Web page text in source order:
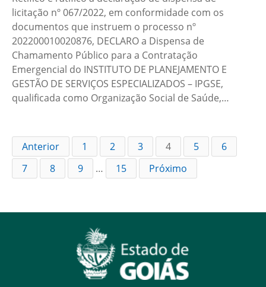
licitação nº 067/2022, em conformidade com os
documentos que instruem o processo nº
202200010020876, DECLARO a Dispensa de
Chamamento Público para a Contratação
Emergencial do INSTITUTO DE PLANEJAMENTO E
GESTÃO DE SERVIÇOS ESPECIALIZADOS – IPGSE​,
qualificada como Organização Social de Saúde,…
Anterior 1 2 3 4 5
6
7
8 9 … 15 Próximo